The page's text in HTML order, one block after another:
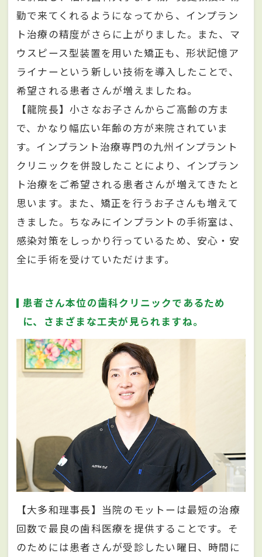
勤で来てくれるようになってから、インプラン
ト治療の精度がさらに上がりました。また、マ
ウスピース型装置を用いた矯正も、形状記憶ア
ライナーという新しい技術を導入したことで、
希望される患者さんが増えましたね。
【龍院長】小さなお子さんからご高齢の方ま
で、かなり幅広い年齢の方が来院されていま
す。インプラント治療専門の九州インプラント
クリニックを併設したことにより、インプラン
ト治療をご希望される患者さんが増えてきたと
思います。また、矯正を行うお子さんも増えて
きました。ちなみにインプラントの手術室は、
感染対策をしっかり行っているため、安心・安
全に手術を受けていただけます。
患者さん本位の歯科クリニックであるため
に、さまざまな工夫が見られますね。
【大多和理事長】当院のモットーは最短の治療
回数で最良の歯科医療を提供することです。そ
のためには患者さんが受診したい曜日、時間に